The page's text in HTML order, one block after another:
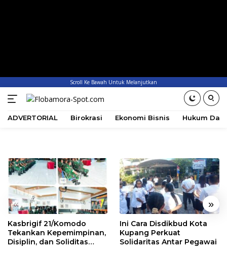
Scroll Ke Bawah Untuk Melanjutkan
ADVERTORIAL Birokrasi Ekonomi Bisnis Hukum
« »
Kasbrigif 21/Komodo
Tekankan Kepemimpinan,
Disiplin, dan Soliditas
Ini Cara Disdikbud Kota
Kupang Perkuat
Solidaritas Antar Pegawai